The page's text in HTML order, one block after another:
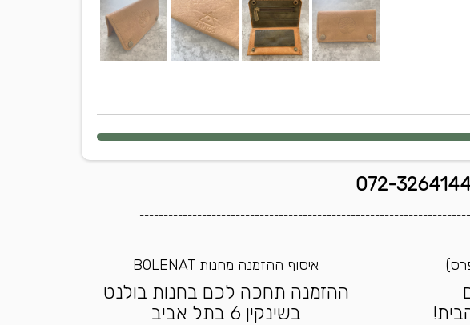
איסוף ההזמנה מחנות BOLENAT
ההזמנה תחכה לכם בחנות בולנט
בשינקין 6 בתל אביב